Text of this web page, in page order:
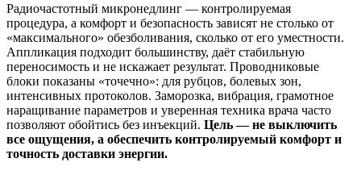
Радиочастотный микронедлинг — контролируемая
процедура, а комфорт и безопасность зависят не столько от
«максимального» обезболивания, сколько от его уместности.
Аппликация подходит большинству, даёт стабильную
переносимость и не искажает результат. Проводниковые
блоки показаны «точечно»: для рубцов, болевых зон,
интенсивных протоколов. Заморозка, вибрация, грамотное
наращивание параметров и уверенная техника врача часто
позволяют обойтись без инъекций. Цель — не выключить
все ощущения, а обеспечить контролируемый комфорт и
точность доставки энергии.